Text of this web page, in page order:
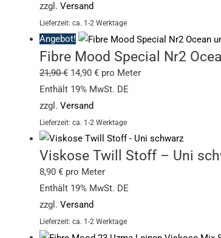
zzgl. Versand
Lieferzeit: ca. 1-2 Werktage
Angebot!
Fibre Mood Special Nr2
21,90€ 14,90 € pro Meter
Enthält 19% MwSt. DE
zzgl. Versand
Lieferzeit: ca. 1-2 Werktage
Viskose Twill Stoff – Uni
8,90 € pro Meter
Enthält 19% MwSt. DE
zzgl. Versand
Lieferzeit: ca. 1-2 Werktage